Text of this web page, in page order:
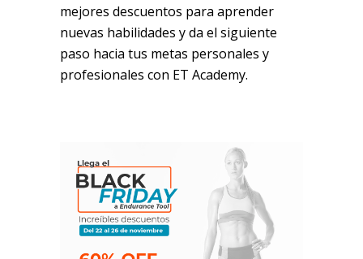
mejores descuentos para aprender
nuevas habilidades y da el siguiente
paso hacia tus metas personales y
profesionales con ET Academy.